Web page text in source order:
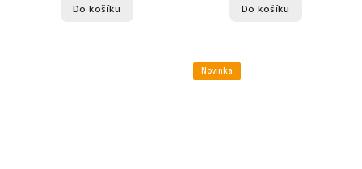
Do košíku Do košíku
Novinka